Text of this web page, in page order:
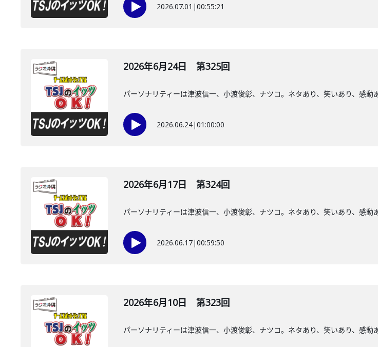
2026.07.01 |00:55:21
2026年6月24日 第325回
パーソナリティーは津波信一、小渡俊彰、ナツコ。ネタあり、笑いあり、感
2026.06.24|01:00:00
2026年6月17日 第324回
パーソナリティーは津波信一、小渡俊彰、ナツコ。ネタあり、笑いあり、感
2026.06.17|00:59:50
2026年6月10日 第323回
パーソナリティーは津波信一、小渡俊彰、ナツコ。ネタあり、笑いあり、感